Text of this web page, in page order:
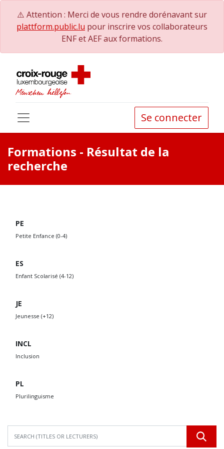
⚠️ Attention : Merci de vous rendre dorénavant sur
plattform.public.lu pour inscrire vos collaborateurs
ENF et AEF aux formations.
Se connecter
Formations - Résultat de la
recherche
PE
Petite Enfance (0-4)
ES
Enfant Scolarisé (4-12)
JE
Jeunesse (+12)
INCL
Inclusion
PL
Plurilinguisme